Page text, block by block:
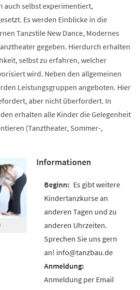
auch selbst experimentiert,
Es werden Einblicke in die
Tanzstile New Dance, Modernes
gegeben. Hierdurch erhalten
selbst zu erfahren, welcher
wird. Neben den allgemeinen
Leistungsgruppen angeboten. Hier
aber nicht überfordert. In
erhalten alle Kinder die Gelegenheit
(Tanztheater, Sommer-,
Informationen
Es gibt weitere
Kindertanzkurse an
anderen Tagen und zu
anderen Uhrzeiten.
Sprechen Sie uns gern
an! info@tanzbau.de
Anmeldung per Email